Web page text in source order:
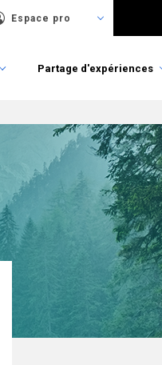
Espace pro
Partage d'expériences